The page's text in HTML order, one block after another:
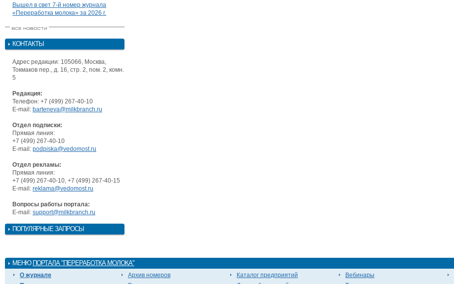
Вышел в свет 7-й номер журнала
«Переработка молока» за 2026 г.
КОНТАКТЫ
Адрес редакции: 105066, Москва,
Токмаков пер., д. 16, стр. 2, пом. 2, комн.
5
Редакция:
Телефон: +7 (499) 267-40-10
E-mail: barteneva@milkbranch.ru
Отдел подписки:
Прямая линия:
+7 (499) 267-40-10
E-mail: podpiska@vedomost.ru
Отдел рекламы:
Прямая линия:
+7 (499) 267-40-10, +7 (499) 267-40-15
E-mail: reklama@vedomost.ru
Вопросы работы портала:
E-mail: support@milkbranch.ru
ПОПУЛЯРНЫЕ ЗАПРОСЫ
МЕНЮ ПОРТАЛА "ПЕРЕРАБОТКА МОЛОКА"
О журнале
Архив номеров
Каталог предприятий
Вебинары